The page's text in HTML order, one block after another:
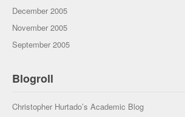
December 2005
November 2005
September 2005
Blogroll
Christopher Hurtado’s Academic Blog